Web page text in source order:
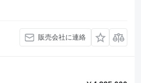
販売会社に連絡